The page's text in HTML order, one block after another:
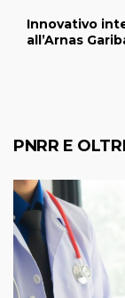
Innovativo
all’Arnas
PNRR E